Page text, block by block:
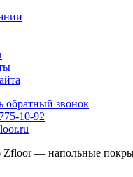
обратный звонок
10-92
Zfloor — напольные